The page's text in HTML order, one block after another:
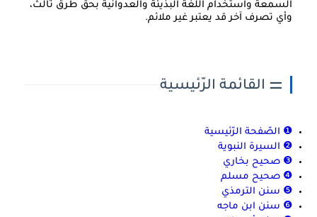
السمعة واستخدام اللغة البذيئة والعدوانية بحق طرق ثالث،
وأي تصرف آخر قد يعتبر غير ملائم.
⚌ القائمة الرّئيسية
❶ الصّفحة الرّئيسية
❷ السيرة النبوية
❸ صحيح بخاري
❹ صحيح مسلم
❺ سنن الترمذي
❻ سنن ابن ماجه